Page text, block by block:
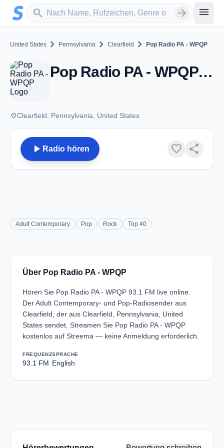
Zum Hauptinhalt springen
search
Sender suchen arrow_forward menu
United States chevron_right Pennsylvania chevron_right Clearfield chevron_right Pop Radio PA - WPQP
Pop Radio PA - WPQP - FM 93.1 - Clearfield, PA
placeClearfield, Pennsylvania, United States
play_arrow Radio hören favorite share
Adult Contemporary Pop Rock Top 40
Über Pop Radio PA - WPQP
Hören Sie Pop Radio PA - WPQP 93.1 FM live online.
Der Adult Contemporary- und Pop-Radiosender aus
Clearfield, der aus Clearfield, Pennsylvania, United
States sendet. Streamen Sie Pop Radio PA - WPQP
kostenlos auf Streema — keine Anmeldung erforderlich.
FREQUENZ
93.1 FM
SPRACHE
English